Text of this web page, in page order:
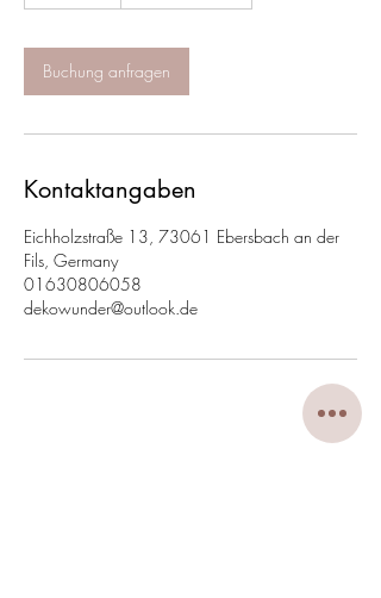
i
n
.
Buchung anfragen
Kontaktangaben
Eichholzstraße 13, 73061 Ebersbach an der
Fils, Germany
01630806058
dekowunder@outlook.de